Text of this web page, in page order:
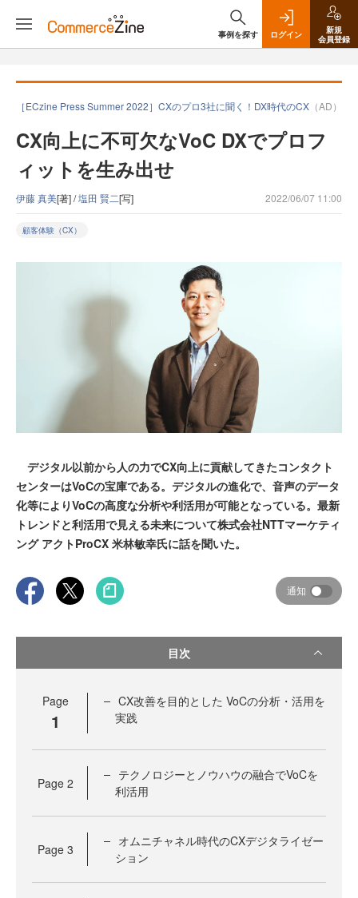
事例を探す ログイン
新規
会員登録
［ECzine Press Summer 2022］CXのプロ3社に聞く！DX時代のCX （AD）
CX向上に不可欠なVoC DXでプロフ
ィットを生み出せ
伊藤 真美[著] /塩田 賢二[写] 2022/06/07 11:00
顧客体験（CX）
デジタル以前から人の力でCX向上に貢献してきたコンタクト
センターはVoCの宝庫である。デジタルの進化で、音声のデータ
化等によりVoCの高度な分析や利活用が可能となっている。最新
トレンドと利活用で見える未来について株式会社NTTマーケティ
ング アクトProCX 米林敏幸氏に話を聞いた。
通知
目次
Page
1
CX改善を目的とした VoCの分析・活用を
実践
Page 2
テクノロジーとノウハウの融合でVoCを
利活用
Page 3
オムニチャネル時代のCXデジタライゼー
ション